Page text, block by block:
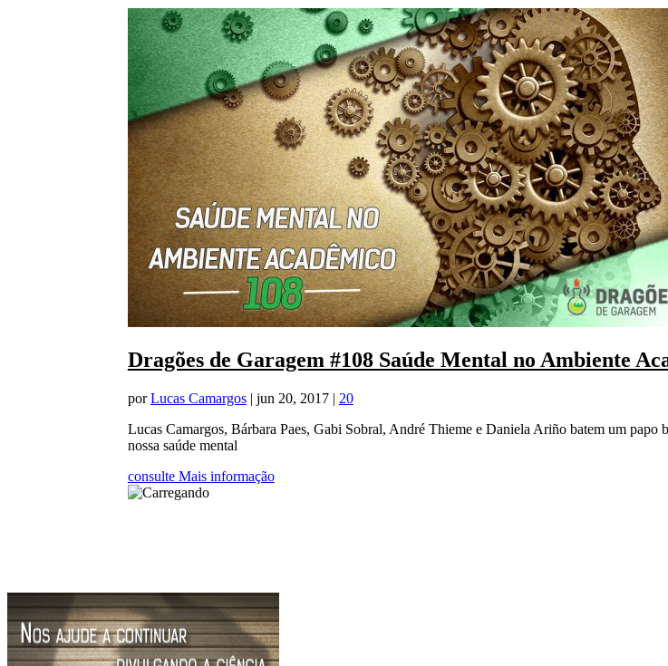
Dragões de Garagem #108 Saúde Mental no Ambiente
porLucas Camargos| jun 20, 2017| 20
Lucas Camargos, Bárbara Paes, Gabi Sobral, André Thieme e Daniela Ariño batem um papo
nossa saúde mental
consulte Mais informação